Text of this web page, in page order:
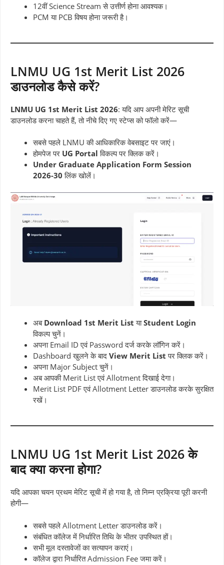
12वीं Science Stream से उत्तीर्ण होना आवश्यक।
PCM या PCB विषय होना जरूरी है।
LNMU UG 1st Merit List 2026
डाउनलोड कैसे करें?
LNMU UG 1st Merit List 2026: यदि आप अपनी मेरिट सूची
डाउनलोड करना चाहते हैं, तो नीचे दिए गए स्टेप्स को फॉलो करें—
सबसे पहले LNMU की आधिकारिक वेबसाइट पर जाएं।
होमपेज पर UG Portal विकल्प पर क्लिक करें।
Under Graduate Application Form Session
2026-30 लिंक खोलें।
अब Download 1st Merit List याStudent Login
विकल्प चुनें।
अपना Email ID एवं Password दर्ज करके लॉगिन करें।
Dashboard खुलने के बाद View Merit List पर क्लिक करें।
अपना Major Subject चुनें।
अब आपकी Merit List एवं Allotment दिखाई देगा।
Merit List PDF एवं Allotment Letter डाउनलोड करके सुरक्षित
रखें।
LNMU UG 1st Merit List 2026 के
बाद क्या करना होगा?
यदि आपका चयन प्रथम मेरिट सूची में हो गया है, तो निम्न प्रक्रिया पूरी करनी
होगी—
सबसे पहले Allotment Letter डाउनलोड करें।
संबंधित कॉलेज में निर्धारित तिथि के भीतर उपस्थित हों।
सभी मूल दस्तावेजों का सत्यापन कराएं।
कॉलेज द्वारा निर्धारित Admission Fee जमा करें।